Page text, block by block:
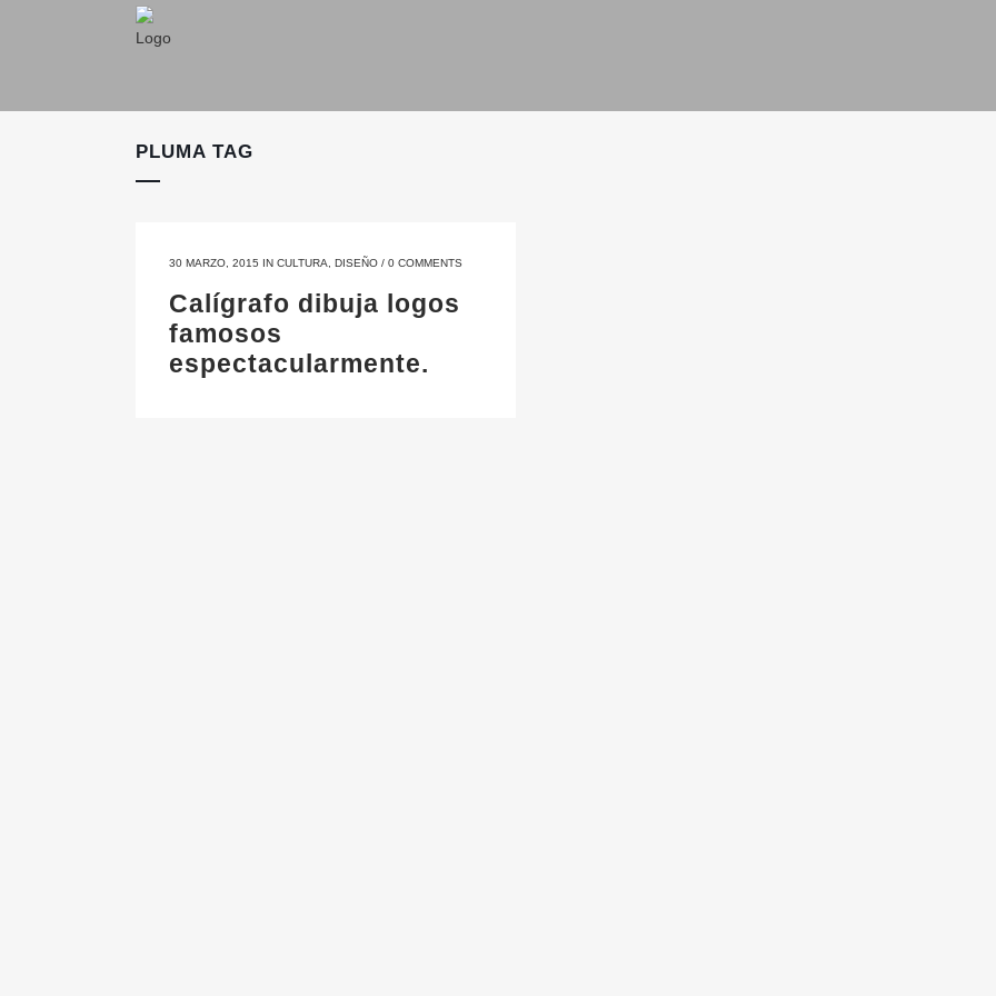
PLUMA TAG
30 MARZO, 2015 IN CULTURA DISEÑO / 0 COMMENTS
Calígrafo dibuja logos
famosos
espectacularmente.